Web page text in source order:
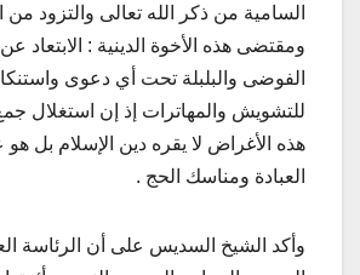
السامية من ذكر الله تعالى والتزود من
ومقتضى هذه الأخوة الدينية : الابتعاد
الفوضى والبلبلة تحت أي دعوى
للتشويش والمهاترات إذ إن استغلال
هذه الأغراض لا يقره دين الإسلام بل
العبادة ومناسك الحج .
وأكد الشيخ السديس على أن الرئاسة